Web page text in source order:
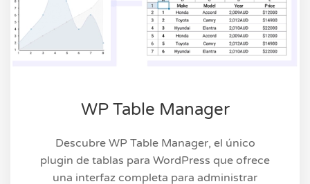
WP Table Manager
Descubre WP Table Manager, el único
plugin de tablas para WordPress que ofrece
una interfaz completa para administrar